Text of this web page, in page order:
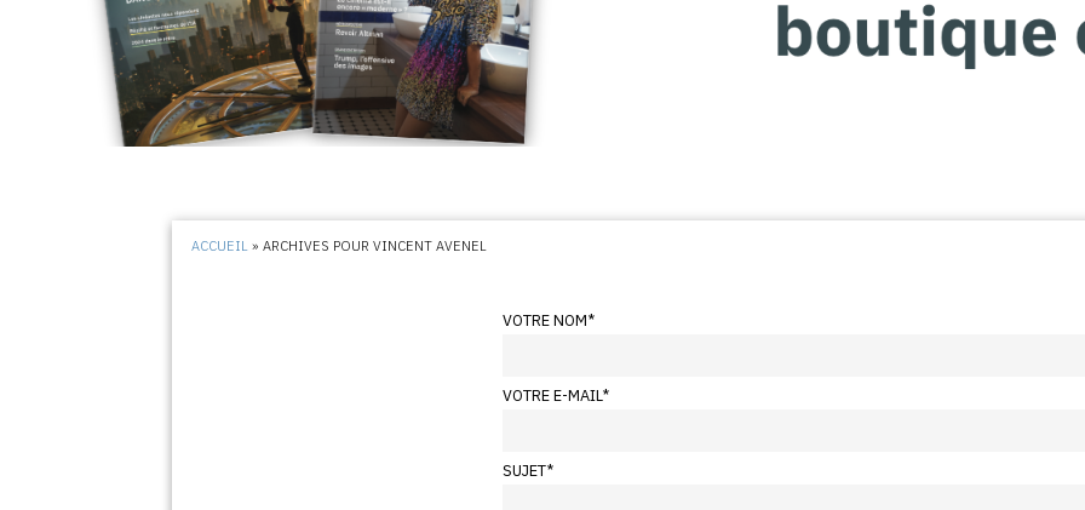
ACCUEIL »ARCHIVES POUR VINCENT AVENEL
VOTRE NOM*
VOTRE E-MAIL*
SUJET*